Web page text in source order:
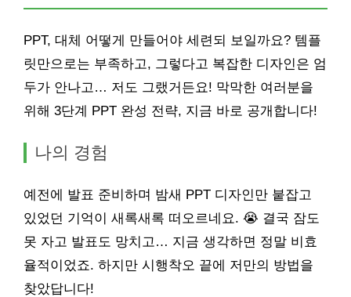
PPT, 대체 어떻게 만들어야 세련되 보일까요? 템플
릿만으로는 부족하고, 그렇다고 복잡한 디자인은 엄
두가 안나고… 저도 그랬거든요! 막막한 여러분을
위해 3단계 PPT 완성 전략, 지금 바로 공개합니다!
나의 경험
예전에 발표 준비하며 밤새 PPT 디자인만 붙잡고
있었던 기억이 새록새록 떠오르네요. 😭 결국 잠도
못 자고 발표도 망치고… 지금 생각하면 정말 비효
율적이었죠. 하지만 시행착오 끝에 저만의 방법을
찾았답니다!